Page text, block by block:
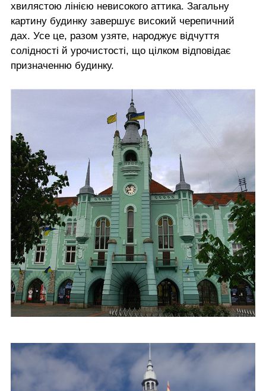
хвилястою лінією невисокого аттика. Загальну
картину будинку завершує високий черепичний
дах. Усе це, разом узяте, народжує відчуття
солідності й урочистості, що цілком відповідає
призначенню будинку.